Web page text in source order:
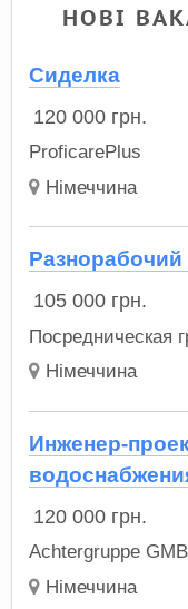
НОВІ
Сиделка
120 000 грн.
ProficarePlus
Німеччина
105 000 грн.
Посредническая
Німеччина
Инженер-
120 000 грн.
Achtergruppe
Німеччина